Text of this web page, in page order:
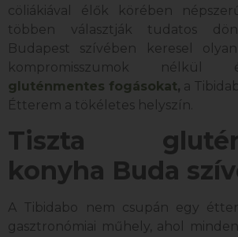
cöliákiával élők körében
többen választják tudatos
Budapest szívében keresel
kompromisszumok nélkül
gluténmentes fogásokat, a
Étterem a tökéletes helyszín.
Tiszta
konyha Buda
A Tibidabo nem csupán egy
gasztronómiai műhely, ahol